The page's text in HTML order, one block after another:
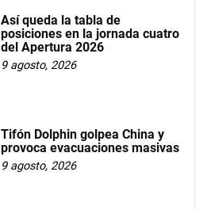
Así queda la tabla de
posiciones en la jornada cuatro
del Apertura 2026
9 agosto, 2026
Tifón Dolphin golpea China y
provoca evacuaciones masivas
9 agosto, 2026